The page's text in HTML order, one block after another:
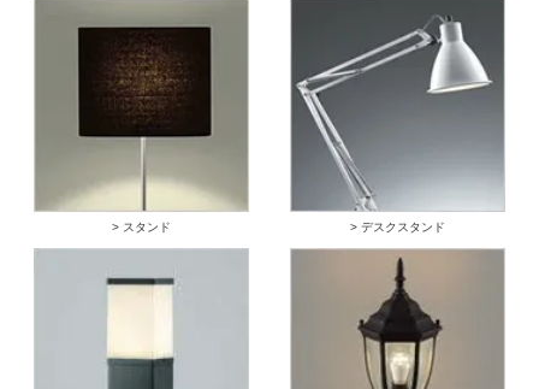
> スタンド > デスクスタンド